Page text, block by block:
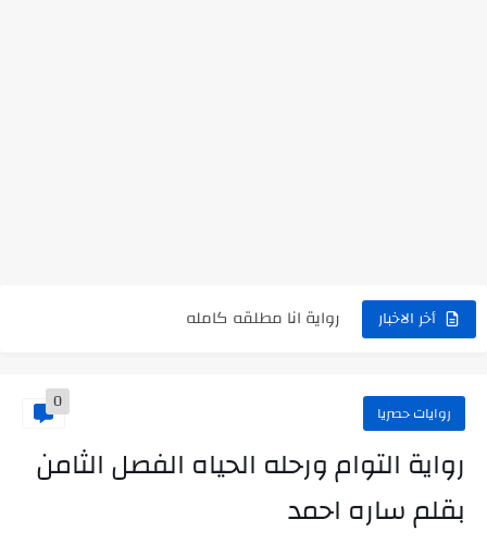
أخر الاخبار
رواية رجعت من السفر فجأه كامله
روايات حصريا 0
رواية التوام ورحله الحياه الفصل الثامن
بقلم ساره احمد